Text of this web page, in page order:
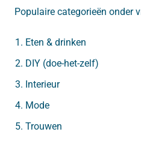
Populaire categorieën onder
Eten & drinken
DIY (doe-het-zelf)
Interieur
Mode
Trouwen